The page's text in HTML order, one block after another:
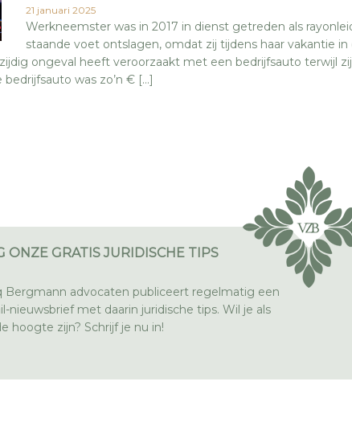
21 januari 2025
Werkneemster was in 2017 in dienst getreden als
staande voet ontslagen, omdat zij tijdens haar vakantie
ongeval heeft veroorzaakt met een bedrijfsauto terwijl
bedrijfsauto was zo’n € […]
ONZE GRATIS JURIDISCHE TIPS
Bergmann advocaten publiceert regelmatig een
nieuwsbrief met daarin juridische tips. Wil je als
hoogte zijn? Schrijf je nu in!